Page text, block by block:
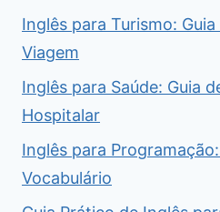
Inglês para Turismo:
Viagem
Inglês para Saúde: Guia
Hospitalar
Inglês para
Vocabulário